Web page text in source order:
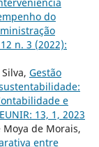
do
n. 3 (2022):
Gestão
e
13, 1, 2023
Moya de Morais,
entre